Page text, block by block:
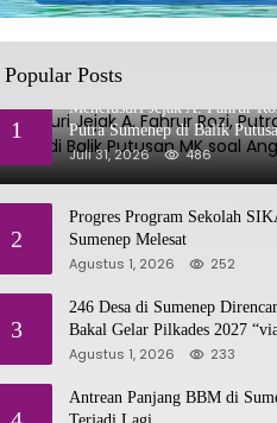
Popular Posts
1
Menelusuri Jejak A. Fahrur
Putra Sumenep di Balik
soal Anggaran MBG
Juli 31, 2026 486
2
Progres Program Sekolah
Sumenep Melesat
Agustus 1, 2026 252
3
246 Desa di Sumenep
Bakal Gelar Pilkades 2027
Voting”
Agustus 1, 2026 233
Antrean Panjang BBM di